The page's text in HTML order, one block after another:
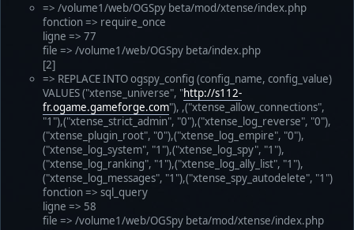
=> /volume1/web/OGSpy beta/mod/xtense/index.php
fonction => require_once
ligne => 77
file => /volume1/web/OGSpy beta/index.php
[2]
=> REPLACE INTO ogspy_config (config_name, config_value)
VALUES ("xtense_universe", "http://s112-
fr.ogame.gameforge.com"), ,("xtense_allow_connections",
"1"),("xtense_strict_admin", "0"),("xtense_log_reverse", "0"),
("xtense_plugin_root", "0"),("xtense_log_empire", "0"),
("xtense_log_system", "1"),("xtense_log_spy", "1"),
("xtense_log_ranking", "1"),("xtense_log_ally_list", "1"),
("xtense_log_messages", "1"),("xtense_spy_autodelete", "1")
fonction => sql_query
ligne => 58
file => /volume1/web/OGSpy beta/mod/xtense/index.php